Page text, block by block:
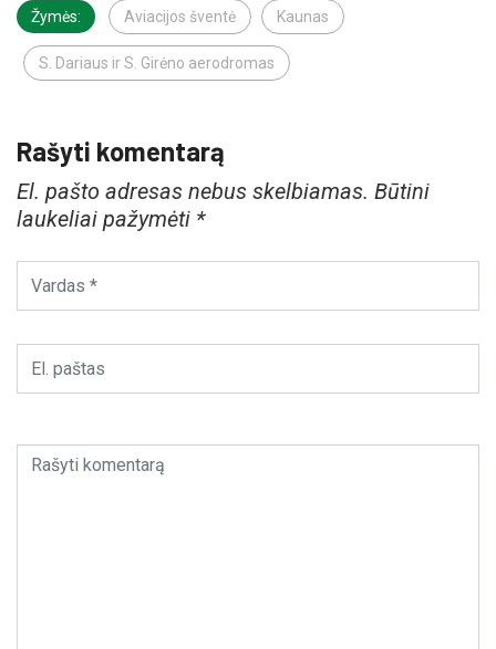
Žymės: Aviacijos šventė Kaunas
S. Dariaus ir S. Girėno aerodromas
Rašyti komentarą
El. pašto adresas nebus skelbiamas. Būtini
laukeliai pažymėti *